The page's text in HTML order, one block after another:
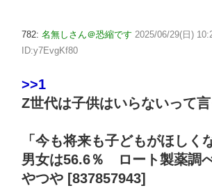
782: 名無しさん＠恐縮です 2025/06/29(日)
ID:y7EvgKf80
>>1
Z世代は子供はいらないって
「今も将来も子どもがほしく
男女は56.6％ ロート製薬調
やつや [837857943]